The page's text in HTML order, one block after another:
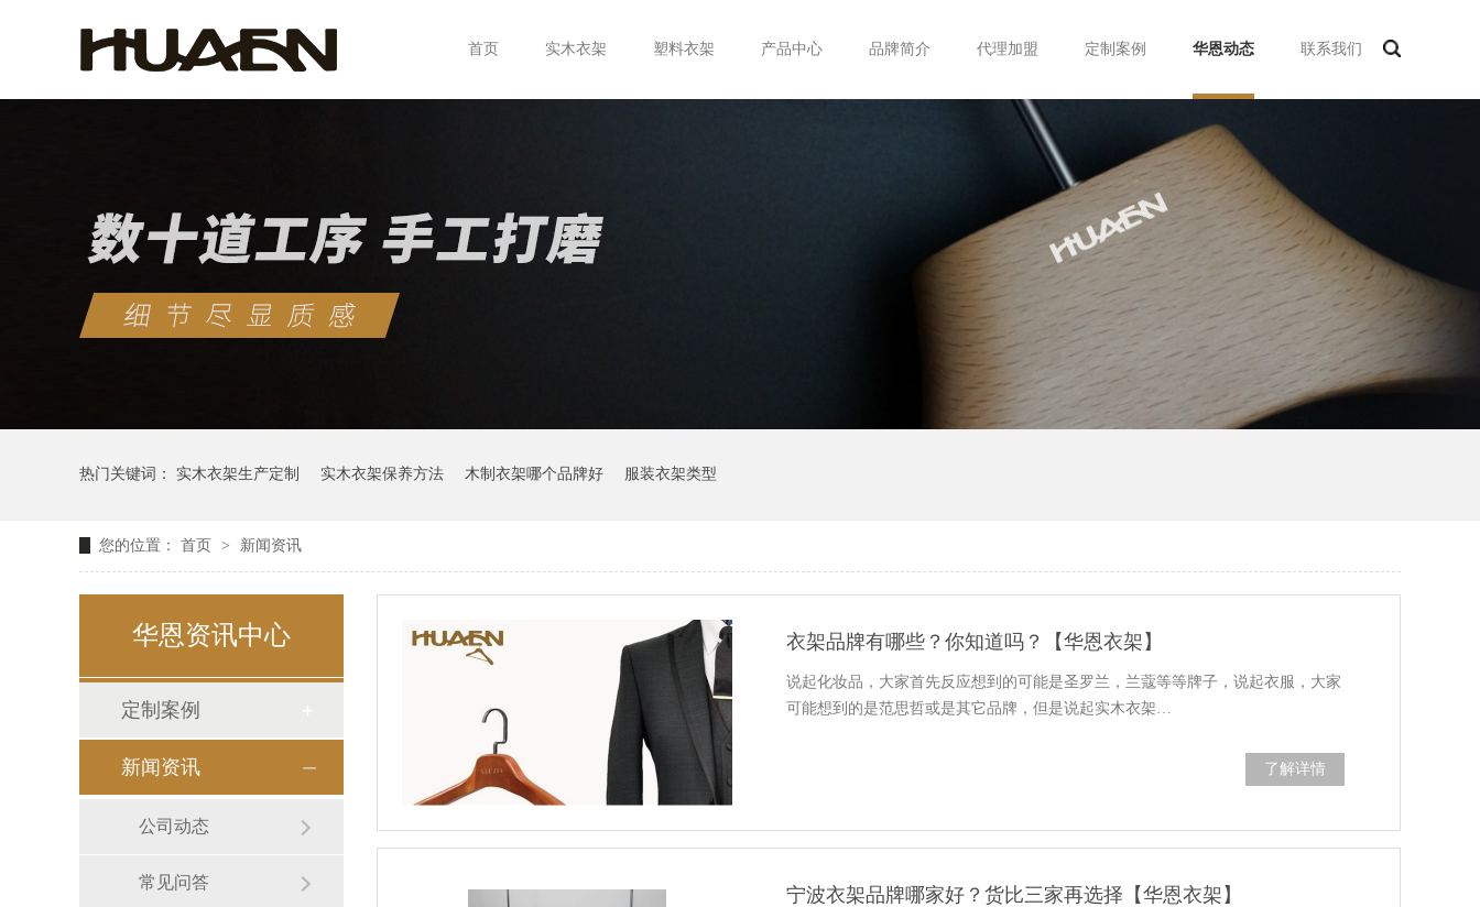
首页 实木衣架 塑料衣架 产品中心 品牌简介 代理加盟 定制案例 华恩动态 联系我们
热门关键词： 实木衣架生产定制 实木衣架保养方法 木制衣架哪个品牌好 服装衣架类型
您的位置： 首页 > 新闻资讯
华恩资讯中心
定制案例
新闻资讯
公司动态
常见问答
衣架品牌有哪些？你知道吗？【华恩衣架】
说起化妆品，大家首先反应想到的可能是圣罗兰，兰蔻等等牌子，说起衣服，大家
可能想到的是范思哲或是其它品牌，但是说起实木衣架…
了解详情
宁波衣架品牌哪家好？货比三家再选择【华恩衣架】